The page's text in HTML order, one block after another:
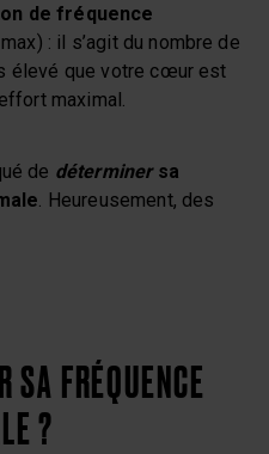
de fréquence
: il s’agit du nombre de
élevé que votre cœur est
maximal.
de déterminersa
. Heureusement, des
SA FRÉQUENCE
?